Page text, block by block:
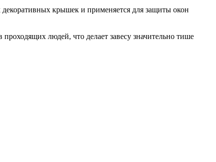
крышек и применяется для защиты окон
людей, что делает завесу значительно тише